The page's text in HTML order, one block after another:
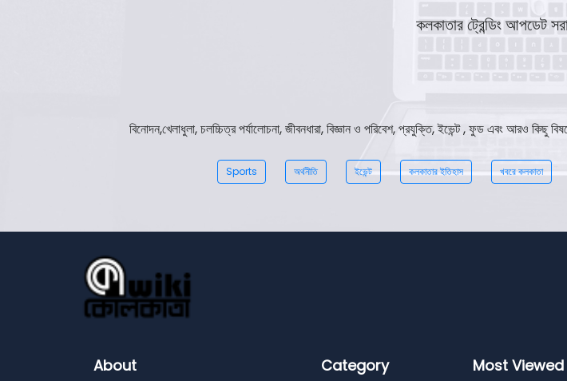
কলকাতার ট্রেন্ডিং আপডেট
বিনোদন,খেলাধুলা, চলচ্চিত্র পর্যালোচনা, জীবনধারা, বিজ্ঞান ও পরিবেশ, প্রযুক্তি, ইভেন্ট , ফুড এবং আরও
Sports অর্থনীতি ইভেন্ট কলকাতার ইতিহাস খবরে কলকাতা
About Category Most